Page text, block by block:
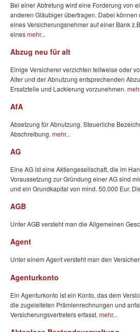
Bei einer Abtretung wird eine Forderung von
anderen Gläubiger übertragen. Dabei können
eines Versicherungsnehmer auf einer Bank
einesmehr...
Abzug neu für alt
Einige Versicherer verzichten teilweise oder
Alter und der Abnutzung entsprechenden
Ersatzteile und Lackierung vorzunehmen.
AfA
Absetzung für Abnutzung. Steuerliche
Abschreibung. mehr...
AG
Eine AG ist eine Aktiengesellschaft, die im
Voraussetzung zur Gründung einer AG sind
und ein Grundkapital von mind. 50.000 Eur.
AGB
Unter AGB versteht man die Allgemeinen
Agent
Unter einem Agent versteht man den
Agenturkonto
Ein Agenturkonto ist ein Konto, das dem
die zugeleiteten Prämienrechnungen und
Versicherungsvertreters erfasst. mehr...